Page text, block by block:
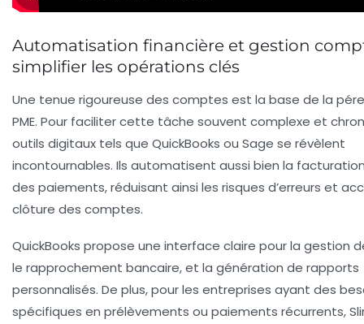
Automatisation financière et gestion
simplifier les opérations clés
Une tenue rigoureuse des comptes est la base de la
PME. Pour faciliter cette tâche souvent complexe et
outils digitaux tels que QuickBooks ou Sage se révèlent
incontournables. Ils automatisent aussi bien la
des paiements, réduisant ainsi les risques d’erreurs et
clôture des comptes.
QuickBooks propose une interface claire pour la gestion
le rapprochement bancaire, et la génération de rapports
personnalisés. De plus, pour les entreprises ayant des
spécifiques en prélèvements ou paiements récurrents,